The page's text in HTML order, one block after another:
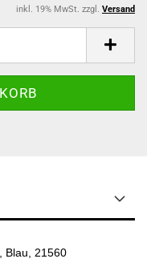
inkl. 19% MwSt. zzgl. Versand
Blau, 21560